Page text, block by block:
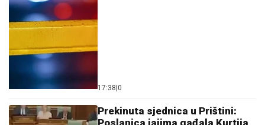
17:38 0
Prekinuta sjednica u Prištini: